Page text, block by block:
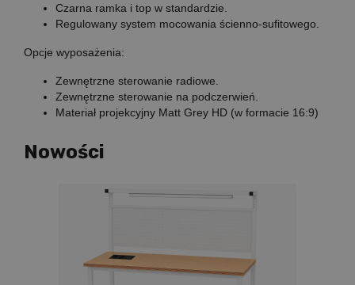
Czarna ramka i top w standardzie.
Regulowany system mocowania ścienno-sufitowego.
Opcje wyposażenia:
Zewnętrzne sterowanie radiowe.
Zewnętrzne sterowanie na podczerwień.
Materiał projekcyjny Matt Grey HD (w formacie 16:9)
Nowości